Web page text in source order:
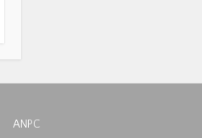
ANPC